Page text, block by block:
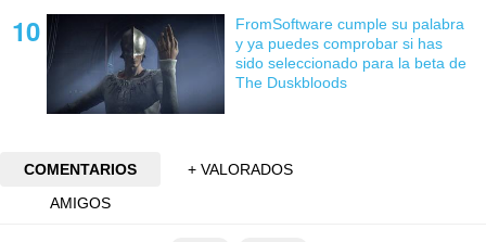
FromSoftware cumple su palabra
y ya puedes comprobar si has
sido seleccionado para la beta de
The Duskbloods
COMENTARIOS
+ VALORADOS
AMIGOS